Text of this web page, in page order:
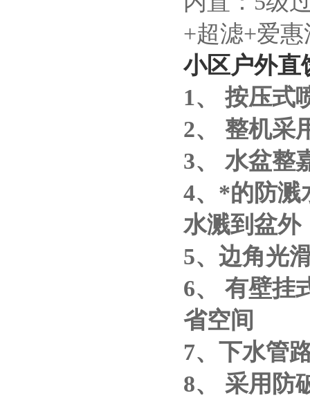
+超滤+爱
小区户外直
1、 按压式
2、 整机采
3、 水盆整
4、*的防溅
水溅到盆外
5、边角光
6、 有壁挂
省空间
7、下水管
8、 采用防